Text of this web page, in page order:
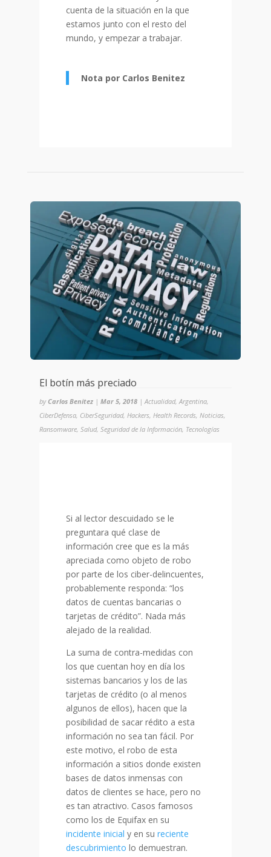
cuenta de la situación en la que
estamos junto con el resto del
mundo, y empezar a trabajar.
Nota por Carlos Benitez
El botín más preciado
byCarlos Benitez| Mar 5, 2018| Actualidad, Argentina,
CiberDefensa, CiberSeguridad, Hackers, Health Records, Noticias,
Ransomware, Salud, Seguridad de la Información, Tecnologías
Si al lector descuidado se le
preguntara qué clase de
información cree que es la más
apreciada como objeto de robo
por parte de los ciber-delincuentes,
probablemente responda: “los
datos de cuentas bancarias o
tarjetas de crédito”. Nada más
alejado de la realidad.
La suma de contra-medidas con
los que cuentan hoyen día los
sistemas bancarios y los de las
tarjetas de crédito (o al menos
algunos de ellos), hacen que la
posibilidad de sacar rédito a esta
información no sea tan fácil. Por
este motivo, el robo de esta
información a sitios donde existen
bases de datos inmensas con
datos de clientes se hace, pero no
es tan atractivo. Casos famosos
como los de Equifax en su
incidente inicial y en su reciente
descubrimiento lo demuestran.